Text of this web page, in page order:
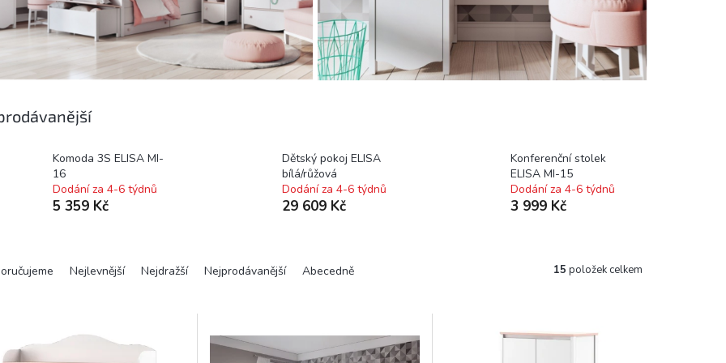
Komoda 3S ELISA MI-
16
Dodání za 4-6 týdnů
5 359 Kč
Dětský pokoj ELISA
bílá/růžová
Dodání za 4-6 týdnů
29 609 Kč
Konferenční stolek
ELISA MI-15
Dodání za 4-6 týdnů
3 999 Kč
Nejlevnější Nejdražší Nejprodávanější Abecedně 15 položek celkem